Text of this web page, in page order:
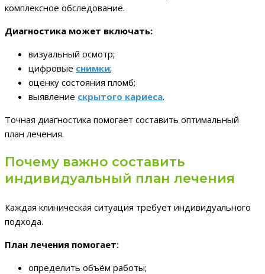
комплексное обследование.
Диагностика может включать:
визуальный осмотр;
цифровые снимки;
оценку состояния пломб;
выявление скрытого кариеса.
Точная диагностика помогает составить оптимальный
план лечения.
Почему важно составить
индивидуальный план лечения
Каждая клиническая ситуация требует индивидуального
подхода.
План лечения помогает:
определить объём работы;